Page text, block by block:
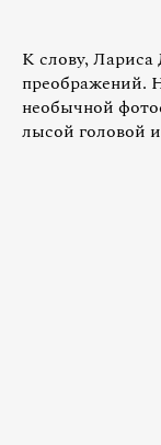
К слову, Лариса
преображений.
необычной
лысой головой